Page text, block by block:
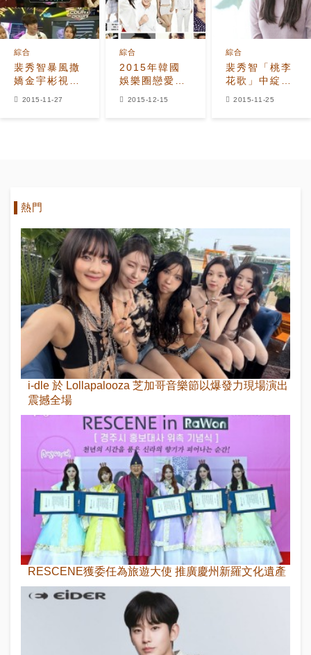
裴秀智暴風撒
嬌金宇彬視頻
被扒 引調侃
綜合
2015-11-27
2015年韓國
娛樂圈戀愛中
的明星情侶大
綜合
2015-12-15
裴秀智「桃李
花歌」中綻放
精彩演技
綜合
2015-11-25
熱門
i-dle 於 Lollapalooza 芝加哥音樂節以爆發力現場演出
震撼全場
RESCENE獲委任為旅遊大使 推廣慶州新羅文化遺產